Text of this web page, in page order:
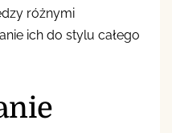
różnymi
ich do stylu całego